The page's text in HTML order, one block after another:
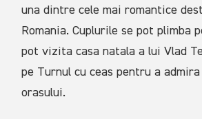
una dintre cele mai romantice
Romania. Cuplurile se pot plimba
pot vizita casa natala a lui Vlad
pe Turnul cu ceas pentru a admira
orasului.